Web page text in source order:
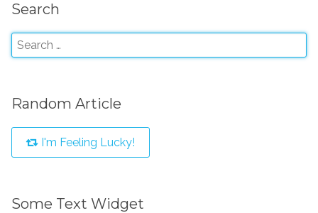
Search
Random Article
I'm Feeling Lucky!
Some Text Widget